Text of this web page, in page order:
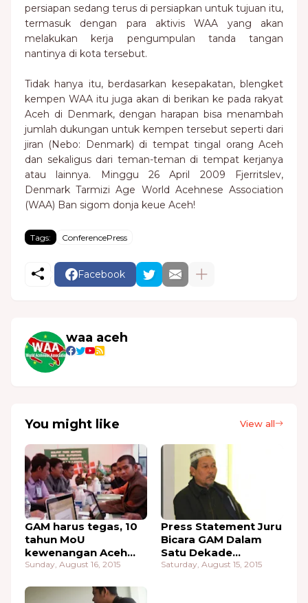
persiapan sedang terus di persiapkan untuk tujuan itu,
termasuk dengan para aktivis WAA yang akan
melakukan kerja pengumpulan tanda tangan
nantinya di kota tersebut.
Tidak hanya itu, berdasarkan kesepakatan, blengket
kempen WAA itu juga akan di berikan ke pada rakyat
Aceh di Denmark, dengan harapan bisa menambah
jumlah dukungan untuk kempen tersebut seperti dari
jiran (Nebo: Denmark) di tempat tingal orang Aceh
dan sekaligus dari teman-teman di tempat kerjanya
atau lainnya. Minggu 26 April 2009 Fjerritslev,
Denmark Tarmizi Age World Acehnese Association
(WAA) Ban sigom donja keue Aceh!
Tags: ConferencePress
Facebook
waa aceh
You might like View all
GAM harus tegas, 10
tahun MoU
kewenangan Aceh
masih di permainkan
Sunday, August 16, 2015
Press Statement Juru
Bicara GAM Dalam
Satu Dekade
Perdamaian
Saturday, August 15, 2015